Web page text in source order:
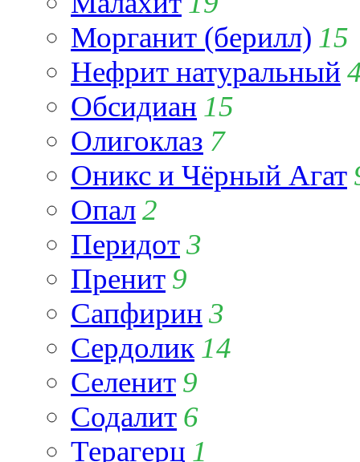
Морганит (берилл) 15
Нефрит натуральный
Обсидиан 15
Олигоклаз 7
Оникс и Чёрный Агат
Опал2
Перидот3
Пренит 9
Сапфирин 3
Сердолик 14
Селенит 9
Содалит 6
Терагерц 1